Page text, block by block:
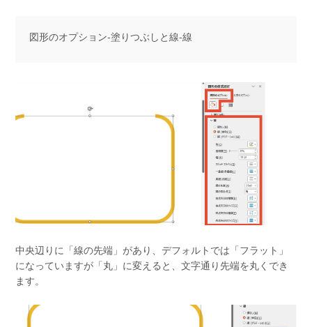
図形のオプション‐塗りつぶしと線‐線
中央辺りに「線の先端」があり、デフォルトでは「フラット」
になっていますが「丸」に変えると、文字通り先端を丸くでき
ます。